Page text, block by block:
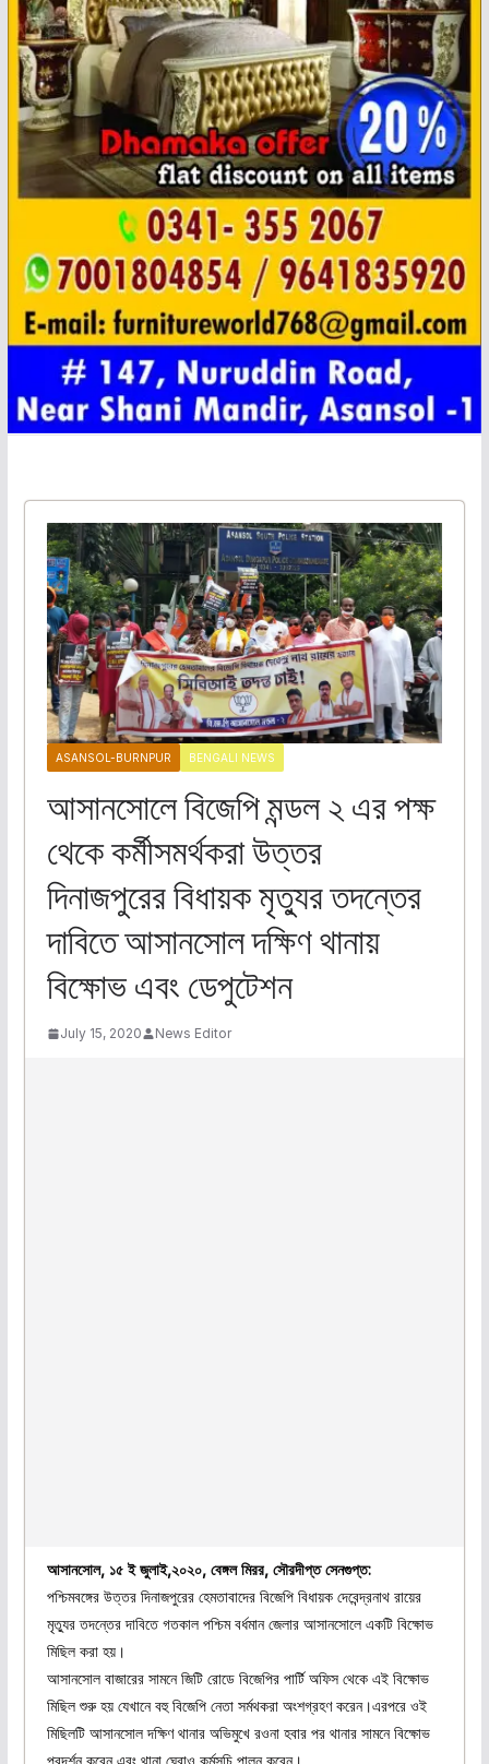
ASANSOL-BURNPUR BENGALI NEWS
আসানসোলে বিজেপি মন্ডল ২ এর পক্ষ
থেকে কর্মীসমর্থকরা উত্তর
দিনাজপুরের বিধায়ক মৃত্যুর তদন্তের
দাবিতে আসানসোল দক্ষিণ থানায়
বিক্ষোভ এবং ডেপুটেশন
July 15, 2020 News Editor
আসানসোল, ১৫ ই জুলাই,২০২০, বেঙ্গল মিরর, সৌরদীপ্ত সেনগুপ্ত:
পশ্চিমবঙ্গের উত্তর দিনাজপুরের হেমতাবাদের বিজেপি বিধায়ক দেবেন্দ্রনাথ রায়ের
মৃত্যুর তদন্তের দাবিতে গতকাল পশ্চিম বর্ধমান জেলার আসানসোলে একটি বিক্ষোভ
মিছিল করা হয়।
আসানসোল বাজারের সামনে জিটি রোডে বিজেপির পার্টি অফিস থেকে এই বিক্ষোভ
মিছিল শুরু হয় যেখানে বহু বিজেপি নেতা সর্মথকরা অংশগ্রহণ করেন।এরপরে ওই
মিছিলটি আসানসোল দক্ষিণ থানার অভিমুখে রওনা হবার পর থানার সামনে বিক্ষোভ